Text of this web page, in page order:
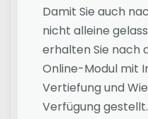
Damit Sie auch
nicht alleine
erhalten Sie nach
Online-Modul mit
Vertiefung und
Verfügung gestellt.